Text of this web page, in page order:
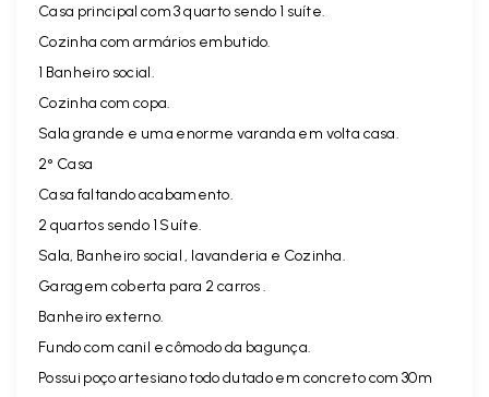
Casa principal com 3 quarto sendo 1 suíte.
Cozinha com armários embutido.
1 Banheiro social.
Cozinha com copa.
Sala grande e uma enorme varanda em volta casa.
2° Casa
Casa faltando acabamento.
2 quartos sendo 1 Suíte.
Sala, Banheiro social , lavanderia e Cozinha.
Garagem coberta para 2 carros .
Banheiro externo.
Fundo com canil e cômodo da bagunça.
Possui poço artesiano todo dutado em concreto com 30m